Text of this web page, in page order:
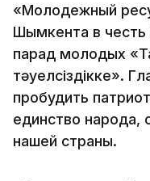
«Молодежный
Шымкента в честь
парад молодых
тәуелсіздікке».
пробудить
единство народа,
нашей страны.